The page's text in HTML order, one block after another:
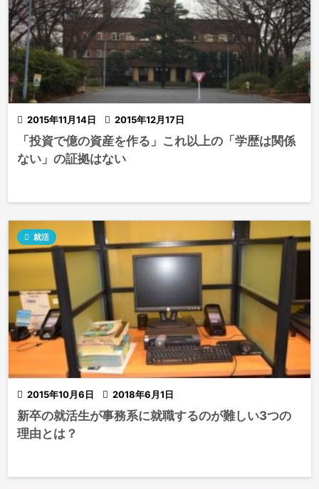
 2015年11月14日  2015年12月17日
「投資で億の資産を作る」これ以上の「学歴は関係
ない」の証拠はない
 2015年10月6日  2018年6月1日
 就活
新卒の就活生が事務系に就職するのが難しい3つの
理由とは？